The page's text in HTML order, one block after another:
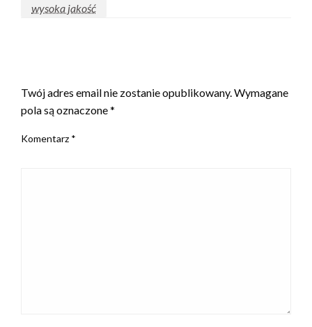
wysoka jakość
Twój adres email nie zostanie opublikowany.Wymagane
pola są oznaczone*
Komentarz *